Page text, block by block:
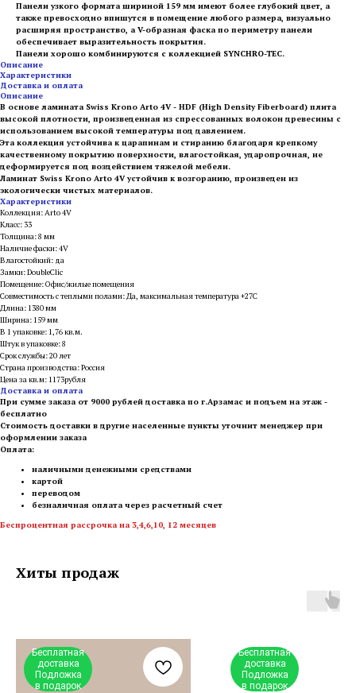
Панели узкого формата шириной 159 мм имеют более глубокий цвет, а
также превосходно впишутся в помещение любого размера, визуально
расширяя пространство, а V-образная фаска по периметру панели
обеспечивает выразительность покрытия.
Панели хорошо комбинируются с коллекцией SYNCHRO-TEC.
Описание
Характеристики
Доставка и оплата
Описание
В основе ламината Swiss Krono Arto 4V - HDF (High Density Fiberboard) плита
высокой плотности, произведенная из спрессованных волокон древесины с
использованием высокой температуры под давлением.
Эта коллекция устойчива к царапинам и стиранию благодаря крепкому
качественному покрытию поверхности, влагостойкая, ударопрочная, не
деформируется под воздействием тяжелой мебели.
Ламинат Swiss Krono Arto 4V устойчив к возгоранию, произведен из
экологически чистых материалов.
Характеристики
Коллекция: Arto 4V
Класс: 33
Толщина: 8 мм
Наличие фаски: 4V
Влагостойкий: да
Замки: DoubleClic
Помещение: Офис/жилые помещения
Совместимость с теплыми полами: Да, максимальная температура +27С
Длина: 1380 мм
Ширина: 159 мм
В 1 упаковке: 1,76 кв.м.
Штук в упаковке: 8
Срок службы: 20 лет
Страна производства: Россия
Цена за кв.м: 1173рубля
Доставка и оплата
При сумме заказа от 9000 рублей доставка по г.Арзамас и подъем на этаж -
бесплатно
Стоимость доставки в другие населенные пункты уточнит менеджер при
оформлении заказа
Оплата:
наличными денежными средствами
картой
переводом
безналичная оплата через расчетный счет
Беспроцентная рассрочка на 3,4,6,10, 12 месяцев
Хиты продаж
Бесплатная
доставка
Подложка
в подарок
Бесплатная
доставка
Подложка
в подарок